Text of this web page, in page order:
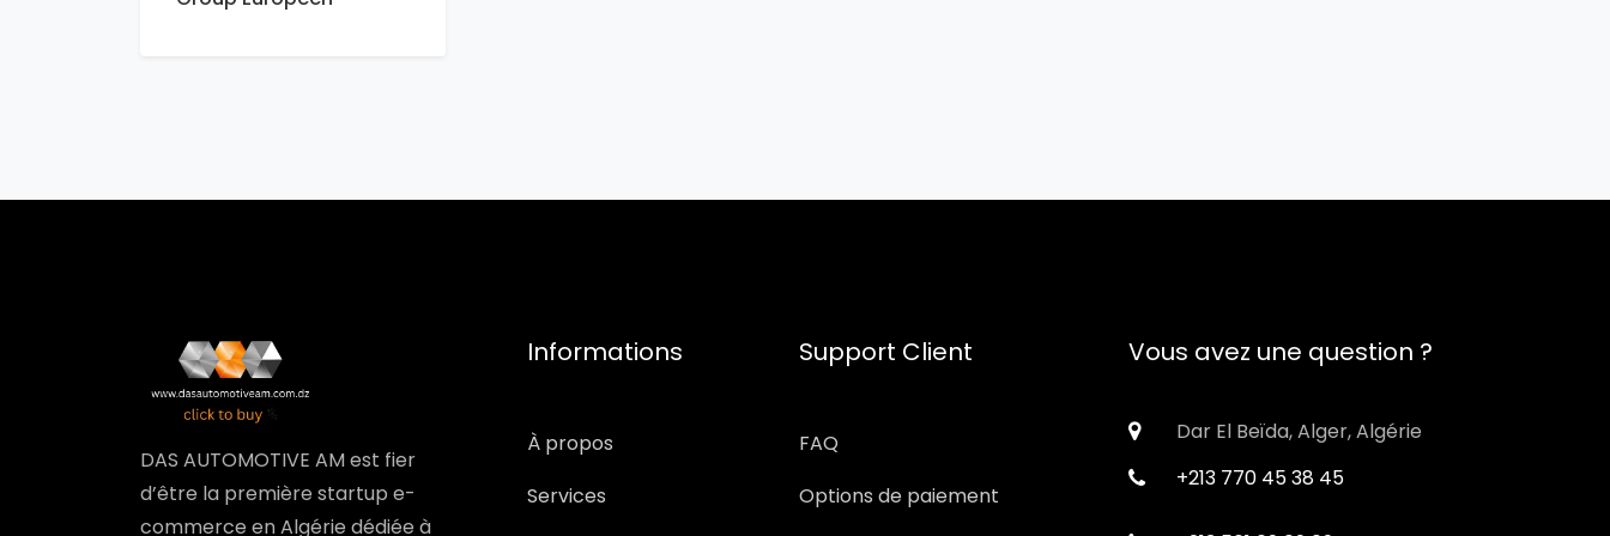
DAS AUTOMOTIVE AM est fier
d’être la première startup e-
commerce en Algérie dédiée à
Informations
À propos
Services
Support Client
FAQ
Options de paiement
Vous avez une question ?
Dar El Beïda, Alger, Algérie
+213 770 45 38 45